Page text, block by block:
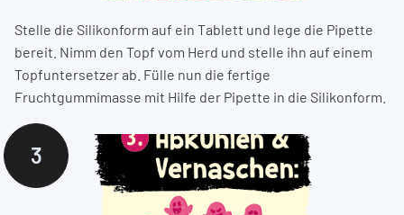
Stelle die Silikonform auf ein Tablett und lege die Pipette
bereit. Nimm den Topf vom Herd und stelle ihn auf einem
Topfuntersetzer ab. Fülle nun die fertige
Fruchtgummimasse mit Hilfe der Pipette in die Silikonform.
3